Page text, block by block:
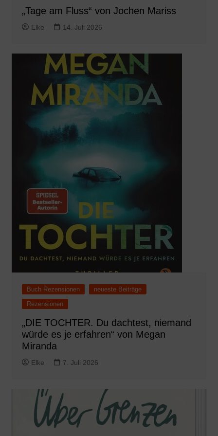
„Tage am Fluss“ von Jochen Mariss
Elke 14. Juli 2026
Buch Rezensionen
neueste Beiträge
Rezensionen
„DIE TOCHTER. Du dachtest, niemand
würde es je erfahren“ von Megan
Miranda
Elke 7. Juli 2026